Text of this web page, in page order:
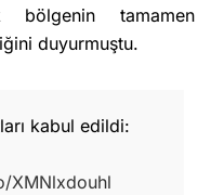
bölgenin tamamen
duyurmuştu.
kabul edildi:
XMNlxdouhl